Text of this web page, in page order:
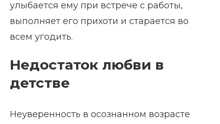
улыбается ему при встрече с работы,
выполняет его прихоти и старается во
всем угодить.
Недостаток любви в
детстве
Неуверенность в осознанном возрасте